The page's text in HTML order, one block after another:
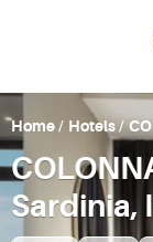
Home/ Hotels/
Sardinia,